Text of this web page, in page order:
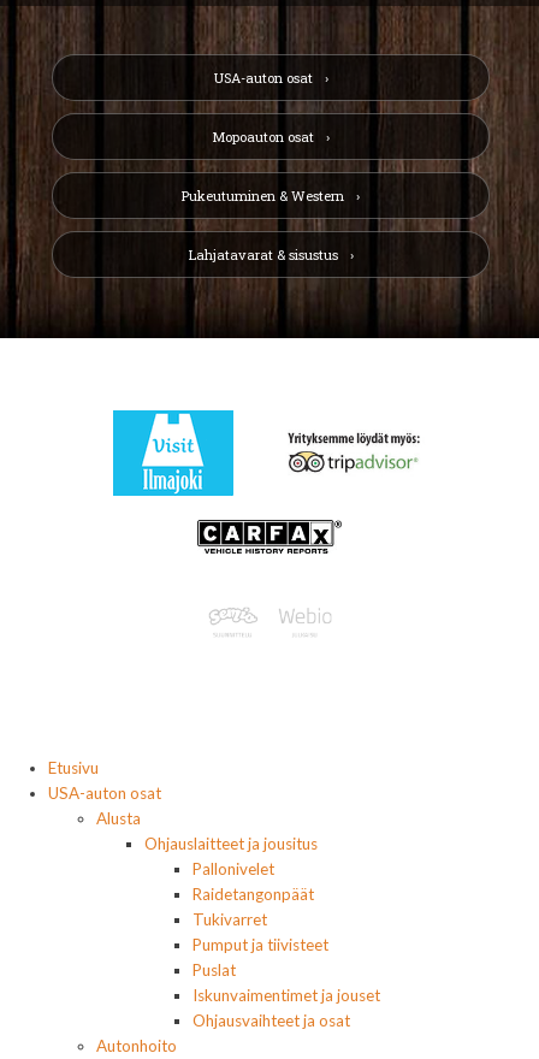
USA-auton osat
Mopoauton osat
Pukeutuminen & Western
Lahjatavarat & sisustus
Etusivu
USA-auton osat
Alusta
Ohjauslaitteet ja jousitus
Pallonivelet
Raidetangonpäät
Tukivarret
Pumput ja tiivisteet
Puslat
Iskunvaimentimet ja jouset
Ohjausvaihteet ja osat
Autonhoito